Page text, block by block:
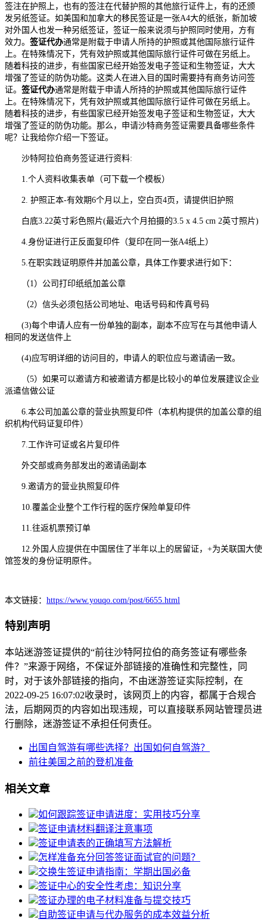
签注在护照上，也有的签注在代替护照的其他旅行证件上，有的还颁
发另纸签证。如美国和加拿大的移民签证是一张A4大的纸张，新加坡
对外国人也发一种另纸签证，签证一般来说须与护照同时使用，方有
效力。 签证代办通常是附载于申请人所持的护照或其他国际旅行证件
上。在特殊情况下，凭有效护照或其他国际旅行证件可做在另纸上。
随着科技的进步，有些国家已经开始签发电子签证和生物签证，大大
增强了签证的防伪功能。这类人在进入目的国时需要持有商务访问签
证。 签证代办通常是附载于申请人所持的护照或其他国际旅行证件
上。在特殊情况下，凭有效护照或其他国际旅行证件可做在另纸上。
随着科技的进步，有些国家已经开始签发电子签证和生物签证，大大
增强了签证的防伪功能。那么，申请沙特商务签证需要具备哪些条件
呢？让我给你介绍一下签证。
沙特阿拉伯商务签证进行资料:
1.个人资料收集表单（可下载一个模板）
2. 护照正本-有效期6个月以上，空白页4页，请提供旧护照
白底3.22英寸彩色照片(最近六个月拍摄的3.5 x 4.5 cm 2英寸照片)
4.身份证进行正反面复印件（复印在同一张A4纸上）
5.在职实践证明原件并加盖公章，具体工作要求进行如下：
（1）公司打印纸纸加盖公章
（2）信头必须包括公司地址、电话号码和传真号码
(3)每个申请人应有一份单独的副本，副本不应写在与其他申请人
相同的发送信件上
(4)应写明详细的访问目的，申请人的职位应与邀请函一致。
（5）如果可以邀请方和被邀请方都是比较小的单位发展建议企业
派遣信做公证
6.本公司加盖公章的营业执照复印件（本机构提供的加盖公章的组
织机构代码证复印件）
7.工作许可证或名片复印件
外交部或商务部发出的邀请函副本
9.邀请方的营业执照复印件
10.覆盖企业整个工作行程的医疗保险单复印件
11.往返机票预订单
12.外国人应提供在中国居住了半年以上的居留证，+为关联国大使
馆签发的身份证明原件。
本文链接： https://www.youqo.com/post/6655.html
特别声明
本站迷游签证提供的“前往沙特阿拉伯的商务签证有哪些条
件？”来源于网络，不保证外部链接的准确性和完整性，同
时，对于该外部链接的指向，不由迷游签证实际控制，在
2022-09-25 16:07:02收录时，该网页上的内容，都属于合规合
法，后期网页的内容如出现违规，可以直接联系网站管理员进
行删除，迷游签证不承担任何责任。
出国自驾游有哪些选择？出国如何自驾游？
前往美国之前的登机准备
相关文章
如何跟踪签证申请进度：实用技巧分享
签证申请材料翻译注意事项
签证申请表的正确填写方法解析
怎样准备充分回答签证面试官的问题？
交换生签证申请指南：学期出国必备
签证中心的安全性考虑：知识分享
签证办理的电子材料准备与提交技巧
自助签证申请与代办服务的成本效益分析